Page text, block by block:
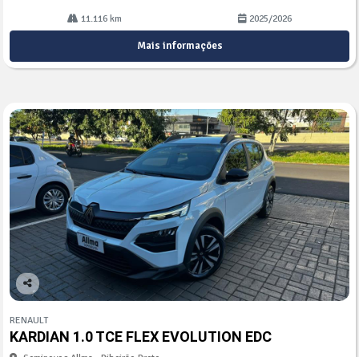
11.116 km 2025/2026
Mais informações
Co
arti
lhe
RENAULT
KARDIAN 1.0 TCE FLEX EVOLUTION EDC